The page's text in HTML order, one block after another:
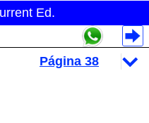
Ed.